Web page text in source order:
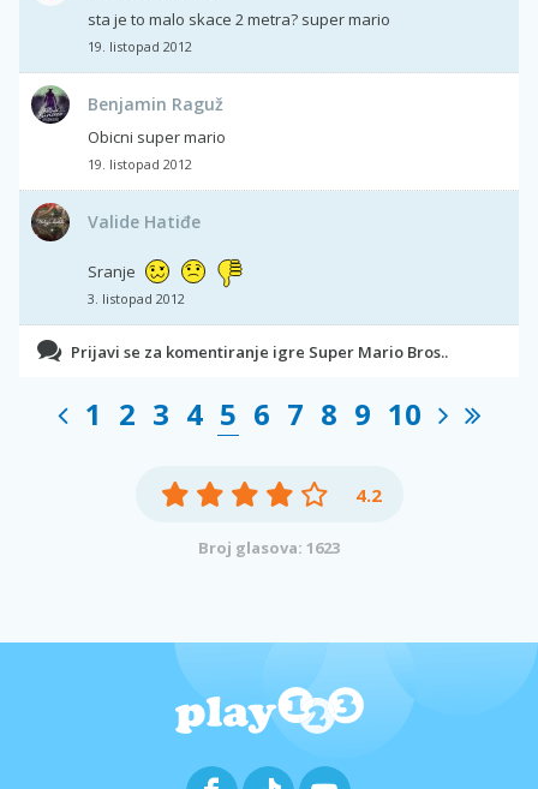
sta je to malo skace 2 metra? super mario
19. listopad 2012
Benjamin Raguž
Obicni super mario
19. listopad 2012
Valide Hatiđe
Sranje
3. listopad 2012
Prijavi se za komentiranje igre Super Mario Bros..
1 2 3 4 5 6 7 8 9 10
4.2
Broj glasova: 1623